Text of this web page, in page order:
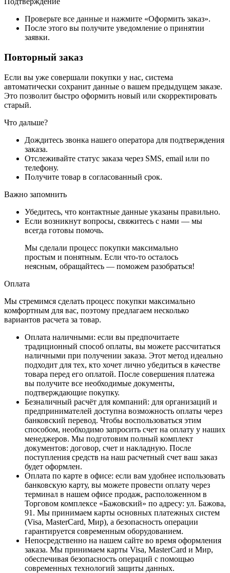
Проверьте все данные и нажмите «Оформить заказ».
После этого вы получите уведомление о принятии
заявки.
Повторный заказ
Если вы уже совершали покупки у нас, система
автоматически сохранит данные о вашем предыдущем заказе.
Это позволит быстро оформить новый или скорректировать
старый.
Что дальше?
Дождитесь звонка нашего оператора для подтверждения
заказа.
Отслеживайте статус заказа через SMS, email или по
телефону.
Получите товар в согласованный срок.
Важно запомнить
Убедитесь, что контактные данные указаны правильно.
Если возникнут вопросы, свяжитесь с нами — мы
всегда готовы помочь.
Мы сделали процесс покупки максимально
простым и понятным. Если что-то осталось
неясным, обращайтесь — поможем разобраться!
Оплата
Мы стремимся сделать процесс покупки максимально
комфортным для вас, поэтому предлагаем несколько
вариантов расчета за товар.
Оплата наличными: если вы предпочитаете
традиционный способ оплаты, вы можете рассчитаться
наличными при получении заказа. Этот метод идеально
подходит для тех, кто хочет лично убедиться в качестве
товара перед его оплатой. После совершения платежа
вы получите все необходимые документы,
подтверждающие покупку.
Безналичный расчёт для компаний: для организаций и
предпринимателей доступна возможность оплаты через
банковский перевод. Чтобы воспользоваться этим
способом, необходимо запросить счет на оплату у наших
менеджеров. Мы подготовим полный комплект
документов: договор, счет и накладную. После
поступления средств на наш расчетный счет ваш заказ
будет оформлен.
Оплата по карте в офисе: если вам удобнее использовать
банковскую карту, вы можете провести оплату через
терминал в нашем офисе продаж, расположенном в
Торговом комплексе «Бажовский» по адресу: ул. Бажова,
91. Мы принимаем карты основных платежных систем
(Visa, MasterCard, Мир), а безопасность операции
гарантируется современным оборудованием.
Непосредственно на нашем сайте во время оформления
заказа. Мы принимаем карты Visa, MasterCard и Мир,
обеспечивая безопасность операций с помощью
современных технологий защиты данных.